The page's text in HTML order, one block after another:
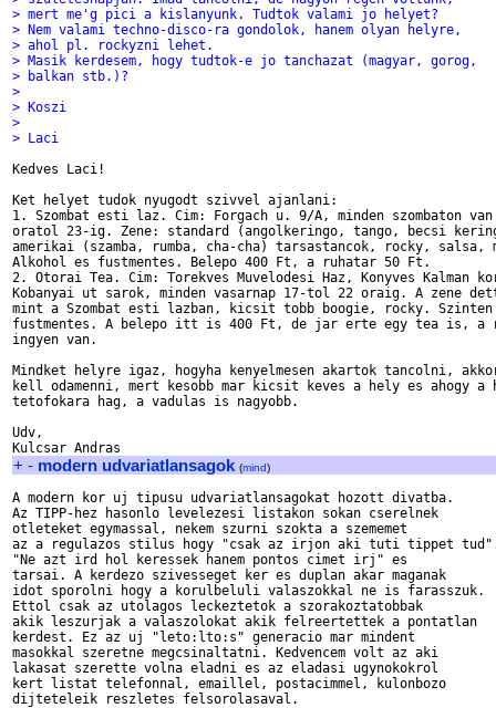
> mert me'g pici a kislanyunk. Tudtok valami jo helyet?
> Nem valami techno-disco-ra gondolok, hanem olyan helyre,
> ahol pl. rockyzni lehet.
> Masik kerdesem, hogy tudtok-e jo tanchazat (magyar, gorog,
> balkan stb.)?
>
> Koszi
>
> Laci
Kedves Laci!
Ket helyet tudok nyugodt szivvel ajanlani:
1. Szombat esti laz. Cim: Forgach u. 9/A, minden szombaton
oratol 23-ig. Zene: standard (angolkeringo, tango, becsi
amerikai (szamba, rumba, cha-cha) tarsastancok, rocky, salsa,
Alkohol es fustmentes. Belepo 400 Ft, a ruhatar 50 Ft.
2. Otorai Tea. Cim: Torekves Muvelodesi Haz, Konyves Kalman
Kobanyai ut sarok, minden vasarnap 17-tol 22 oraig. A zene
mint a Szombat esti lazban, kicsit tobb boogie, rocky.
fustmentes. A belepo itt is 400 Ft, de jar erte egy tea is, a
ingyen van.
Mindket helyre igaz, hogyha kenyelmesen akartok tancolni,
kell odamenni, mert kesobb mar kicsit keves a hely es ahogy a
tetofokara hag, a vadulas is nagyobb.
Udv,
+ - modern udvariatlansagok (mind)
A modern kor uj tipusu udvariatlansagokat hozott divatba.
Az TIPP-hez hasonlo levelezesi listakon sokan cserelnek
otleteket egymassal, nekem szurni szokta a szememet
az a regulazos stilus hogy "csak az irjon aki tuti tippet
"Ne azt ird hol keressek hanem pontos cimet irj" es
tarsai. A kerdezo szivesseget ker es duplan akar maganak
idot sporolni hogy a korulbeluli valaszokkal ne is farasszuk.
Ettol csak az utolagos leckeztetok a szorakoztatobbak
akik leszurjak a valaszolokat akik felreertettek a pontatlan
kerdest. Ez az uj "leto:lto:s" generacio mar mindent
masokkal szeretne megcsinaltatni. Kedvencem volt az aki
lakasat szerette volna eladni es az eladasi ugynokokrol
kert listat telefonnal, emaillel, postacimmel, kulonbozo
dijteteleik reszletes felsorolasaval.